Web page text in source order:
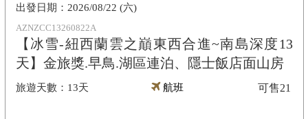
AZNZCC13260822A
【冰雪-紐西蘭雲之巔東西合進~南島深度13
天】金旅獎.早鳥.湖區連泊、隱士飯店面山房
13天
2026/08/22 (六)
航班 可售21